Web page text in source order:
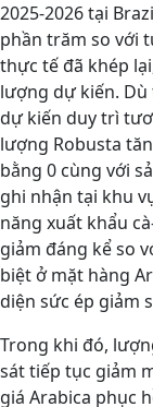
2025-2026 tại
phần trăm so với
thực tế đã khép
lượng dự kiến. Dù
dự kiến duy trì
lượng Robusta
bằng 0 cùng với
ghi nhận tại khu
năng xuất khẩu
giảm đáng kể so
biệt ở mặt hàng
diện sức ép giảm
Trong khi đó,
sát tiếp tục giảm
giá Arabica phục